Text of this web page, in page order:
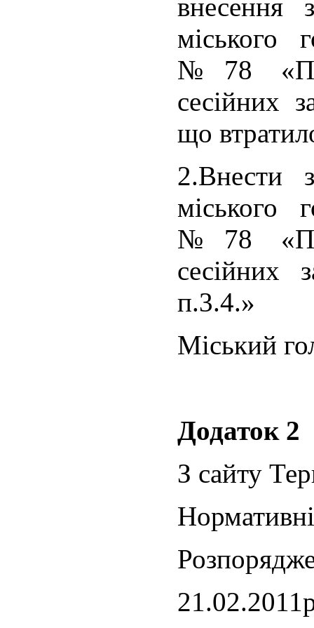
внесення
міського
№78
сесійних
що
2.Внести
міського
№78
сесійних
п.3.4.»
Міський
Додаток 2
З сайту